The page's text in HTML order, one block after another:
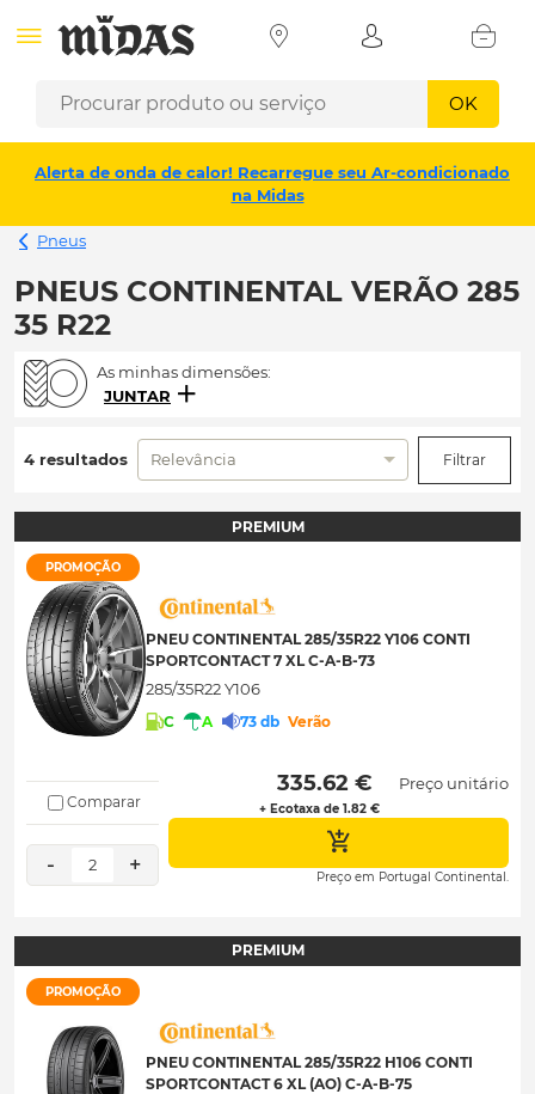
OK
Alerta de onda de calor! Recarregue seu Ar-condicionado
na Midas
Pneus
PNEUS CONTINENTAL VERÃO 285
35 R22
As minhas dimensões:
JUNTAR
4 resultados Relevância Filtrar
PREMIUM
PROMOÇÃO
PNEU CONTINENTAL 285/35R22 Y106 CONTI
SPORTCONTACT 7 XL C-A-B-73
285/35R22 Y106
C A 73 db Verão
Comparar
- 2 +
335.62 €
+ Ecotaxa de 1.82 €
Preço unitário
Preço em Portugal Continental.
PREMIUM
PROMOÇÃO
PNEU CONTINENTAL 285/35R22 H106 CONTI
SPORTCONTACT 6 XL (AO) C-A-B-75